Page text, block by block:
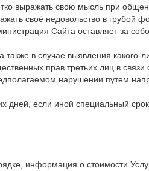
выражать свою мысль при
своё недовольство в
Сайта оставляет за
в случае выявления
прав третьих лиц в
нарушении путем
дней, если иной специальный
информация о стоимости